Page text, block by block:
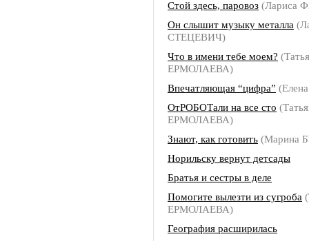
Стой здесь, паровоз (Лариса
Он слышит музыку металла
СТЕЦЕВИЧ)
Что в имени тебе моем?
ЕРМОЛАЕВА)
Впечатляющая “цифра”
ОтРОБОТали на все сто
ЕРМОЛАЕВА)
Знают, как готовить (Марина
Норильску вернут детсады
Братья и сестры в деле
Помогите вылезти из сугроба
ЕРМОЛАЕВА)
География расширилась